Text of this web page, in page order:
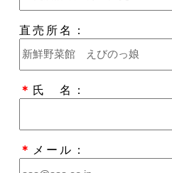
直売所名：
＊ 氏 名：
＊ メール：